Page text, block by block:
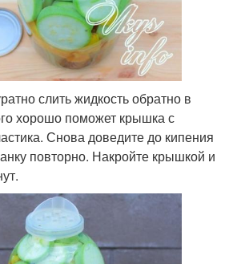
слить жидкость обратно в
хорошо поможет крышка с
Снова доведите до кипения
повторно. Накройте крышкой и